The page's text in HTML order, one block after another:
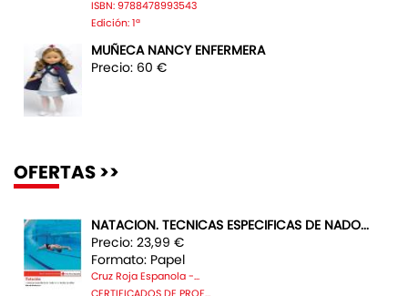
ISBN: 9788478993543
Edición: 1ª
MUÑECA NANCY ENFERMERA
Precio: 60 €
OFERTAS >>
NATACION. TECNICAS ESPECIFICAS DE NADO...
Precio: 23,99 €
Formato: Papel
Cruz Roja Espanola -...
CERTIFICADOS DE PROF...